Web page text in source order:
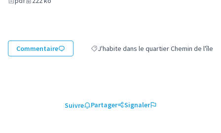
Commentaire Filtrer les résultats de la catégorie :
J'habite dans le quartier Chemin de l'île
Suivre Partager Signaler